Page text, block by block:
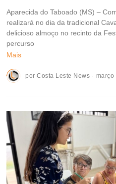
Aparecida do Taboado (MS) –
realizará no dia da tradicional
delicioso almoço no recinto da
percurso
Mais
porCosta Leste News março